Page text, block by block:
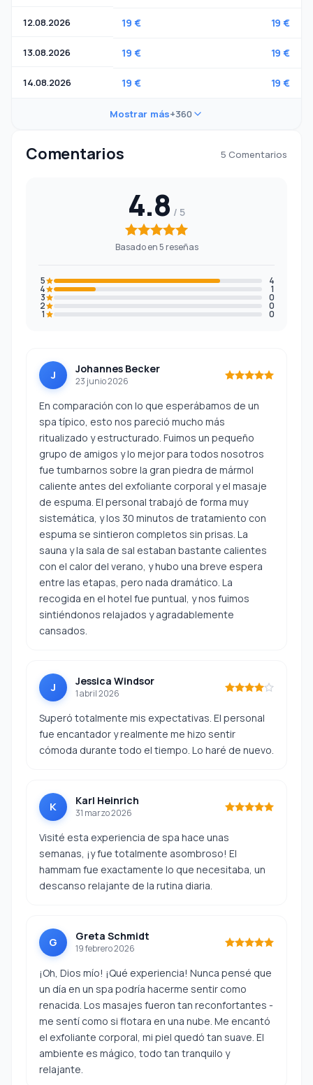
12.08.2026 19 € 19 €
13.08.2026 19 € 19 €
14.08.2026 19 € 19 €
Mostrar más+360
Comentarios 5 Comentarios
4.8
Basado en 5 reseñas
5 4
4 1
3 0
2 0
1 0
J Johannes Becker
23 junio 2026
En comparación con lo que esperábamos de un
spa típico, esto nos pareció mucho más
ritualizado y estructurado. Fuimos un pequeño
grupo de amigos y lo mejor para todos nosotros
fue tumbarnos sobre la gran piedra de mármol
caliente antes del exfoliante corporal y el masaje
de espuma. El personal trabajó de forma muy
sistemática, y los 30 minutos de tratamiento con
espuma se sintieron completos sin prisas. La
sauna y la sala de sal estaban bastante calientes
con el calor del verano, y hubo una breve espera
entre las etapas, pero nada dramático. La
recogida en el hotel fue puntual, y nos fuimos
sintiéndonos relajados y agradablemente
cansados.
J Jessica Windsor
1 abril 2026
Superó totalmente mis expectativas. El personal
fue encantador y realmente me hizo sentir
cómoda durante todo el tiempo. Lo haré de nuevo.
K Karl Heinrich
31 marzo 2026
Visité esta experiencia de spa hace unas
semanas, ¡y fue totalmente asombroso! El
hammam fue exactamente lo que necesitaba, un
descanso relajante de la rutina diaria.
G Greta Schmidt
19 febrero 2026
¡Oh, Dios mío! ¡Qué experiencia! Nunca pensé que
un día en un spa podría hacerme sentir como
renacida. Los masajes fueron tan reconfortantes -
me sentí como si flotara en una nube. Me encantó
el exfoliante corporal, mi piel quedó tan suave. El
ambiente es mágico, todo tan tranquilo y
relajante.